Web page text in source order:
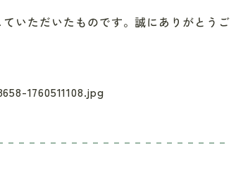
いただいたものです。誠にありがとうご